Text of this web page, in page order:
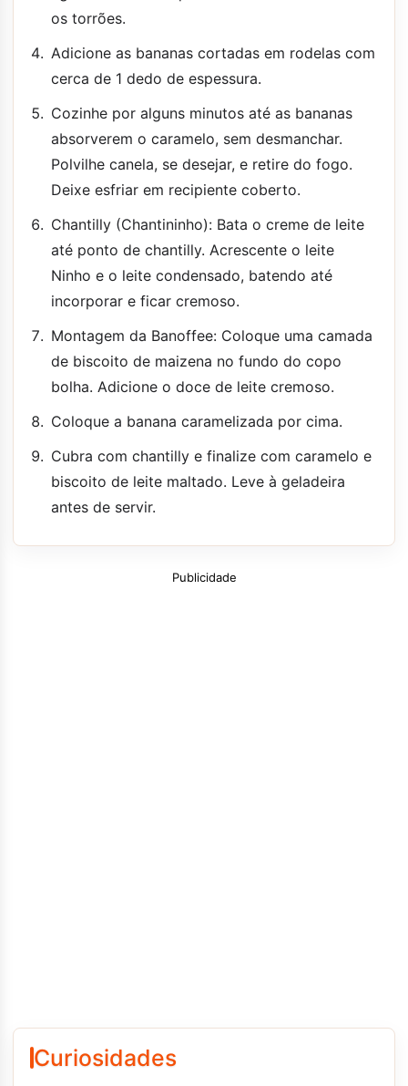
os torrões.
Adicione as bananas cortadas em rodelas com
cerca de 1 dedo de espessura.
Cozinhe por alguns minutos até as bananas
absorverem o caramelo, sem desmanchar.
Polvilhe canela, se desejar, e retire do fogo.
Deixe esfriar em recipiente coberto.
Chantilly (Chantininho): Bata o creme de leite
até ponto de chantilly. Acrescente o leite
Ninho e o leite condensado, batendo até
incorporar e ficar cremoso.
Montagem da Banoffee: Coloque uma camada
de biscoito de maizena no fundo do copo
bolha. Adicione o doce de leite cremoso.
Coloque a banana caramelizada por cima.
Cubra com chantilly e finalize com caramelo e
biscoito de leite maltado. Leve à geladeira
antes de servir.
Publicidade
Curiosidades